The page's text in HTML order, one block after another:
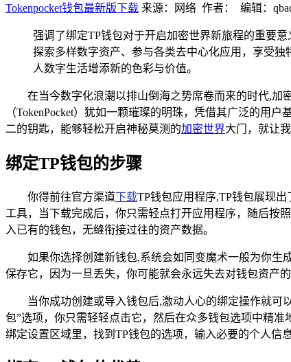
Tokenpocket钱包最新版下载 来源：网络 作者： 编辑：
强调了绑定TP钱包对于开启加密世界新旅程的重要
探索多样数字资产、参与各类去中心化应用，享受
人数字生活增添新的色彩与价值。
在当今数字化浪潮以排山倒海之势席卷而来的时代,加
（TokenPocket）犹如一颗璀璨的明珠，凭借其广泛的用
二的钥匙，能够轻松开启神秘莫测的加密世界大门，就让
绑定TP钱包的步骤
你得前往官方渠道下载TP钱包应用程序,TP钱包展现
工具，当下载完成后，你只需轻点打开应用程序，随后按
入已有的钱包，无缝衔接过往的资产数据。
如果你选择创建新钱包,系统会如同变魔术一般为你
保存它，因为一旦丢失，你可能就会永远失去对钱包资产的
当你成功创建或导入钱包后,激动人心的绑定操作就
包”选项，你只需轻轻点击它，然后在众多钱包选项中精
绑定设置区域里，找到TP钱包的选项，输入必要的个人信